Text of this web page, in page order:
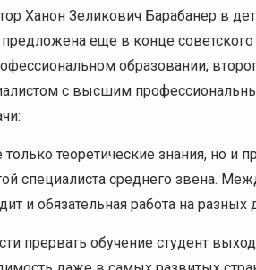
Ханон Зеликович Барабанер в
еще в конце
образовании;
с высшим
теоретические знания, но и
специалиста среднего звена.
и обязательная работа на разных
прервать обучение студент